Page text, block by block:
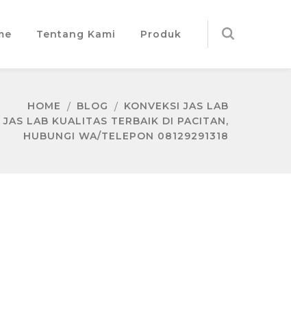
Tentang Kami Produk
HOME BLOG
KONVEKSI JAS LAB
LAB KUALITAS TERBAIK DI PACITAN,
HUBUNGI WA/TELEPON 08129291318